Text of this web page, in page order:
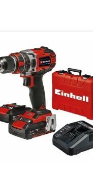
VER DETALLE